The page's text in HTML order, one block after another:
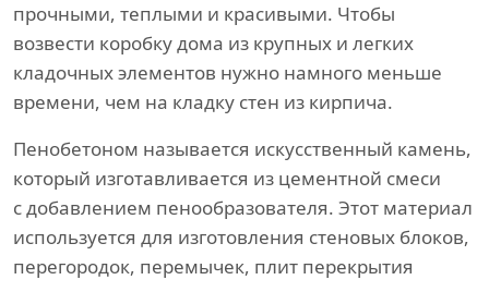
прочными, теплыми и красивыми. Чтобы
возвести коробку дома из крупных и легких
кладочных элементов нужно намного меньше
времени, чем на кладку стен из кирпича.
Пенобетоном называется искусственный камень,
который изготавливается из цементной смеси
с добавлением пенообразователя. Этот материал
используется для изготовления стеновых блоков,
перегородок, перемычек, плит перекрытия